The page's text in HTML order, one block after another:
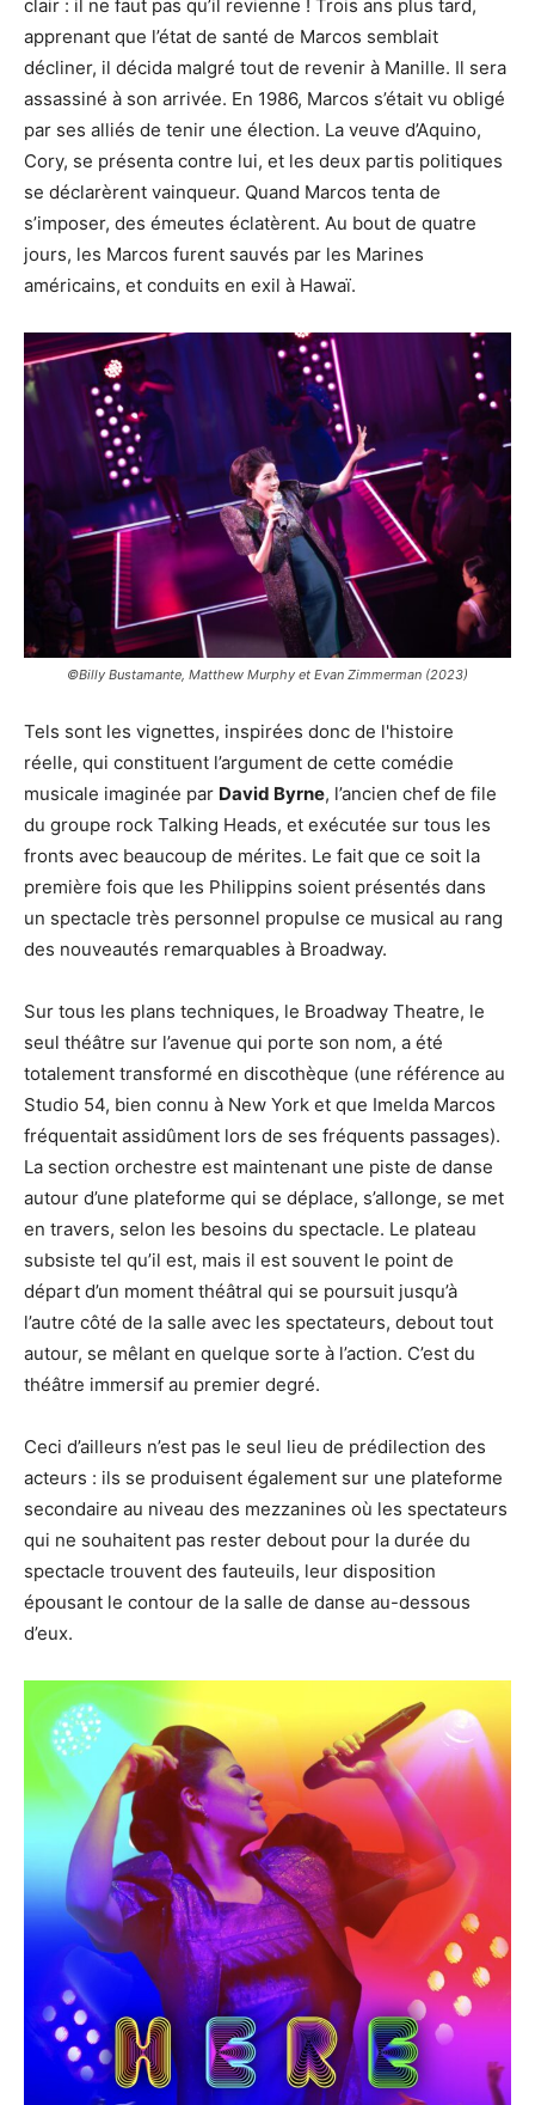
clair : il ne faut pas qu’il revienne ! Trois ans plus tard,
apprenant que l’état de santé de Marcos semblait
décliner, il décida malgré tout de revenir à Manille. Il sera
assassiné à son arrivée. En 1986, Marcos s’était vu obligé
par ses alliés de tenir une élection. La veuve d’Aquino,
Cory, se présenta contre lui, et les deux partis politiques
se déclarèrent vainqueur. Quand Marcos tenta de
s’imposer, des émeutes éclatèrent. Au bout de quatre
jours, les Marcos furent sauvés par les Marines
américains, et conduits en exil à Hawaï.
©Billy Bustamante, Matthew Murphy et Evan Zimmerman (2023)
Tels sont les vignettes, inspirées donc de l'histoire
réelle, qui constituent l’argument de cette comédie
musicale imaginée par David Byrne, l’ancien chef de file
du groupe rock Talking Heads, et exécutée sur tous les
fronts avec beaucoup de mérites. Le fait que ce soit la
première fois que les Philippins soient présentés dans
un spectacle très personnel propulse ce musical au rang
des nouveautés remarquables à Broadway.
Sur tous les plans techniques, le Broadway Theatre, le
seul théâtre sur l’avenue qui porte son nom, a été
totalement transformé en discothèque (une référence au
Studio 54, bien connu à New York et que Imelda Marcos
fréquentait assidûment lors de ses fréquents passages).
La section orchestre est maintenant une piste de danse
autour d’une plateforme qui se déplace, s’allonge, se met
en travers, selon les besoins du spectacle. Le plateau
subsiste tel qu’il est, mais il est souvent le point de
départ d’un moment théâtral qui se poursuit jusqu’à
l’autre côté de la salle avec les spectateurs, debout tout
autour, se mêlant en quelque sorte à l’action. C’est du
théâtre immersif au premier degré.
Ceci d’ailleurs n’est pas le seul lieu de prédilection des
acteurs : ils se produisent également sur une plateforme
secondaire au niveau des mezzanines où les spectateurs
qui ne souhaitent pas rester debout pour la durée du
spectacle trouvent des fauteuils, leur disposition
épousant le contour de la salle de danse au-dessous
d’eux.